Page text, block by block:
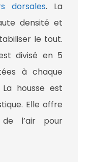
dorsales. La
densité et
le tout.
divisé en 5
à chaque
housse est
Elle offre
l’air pour